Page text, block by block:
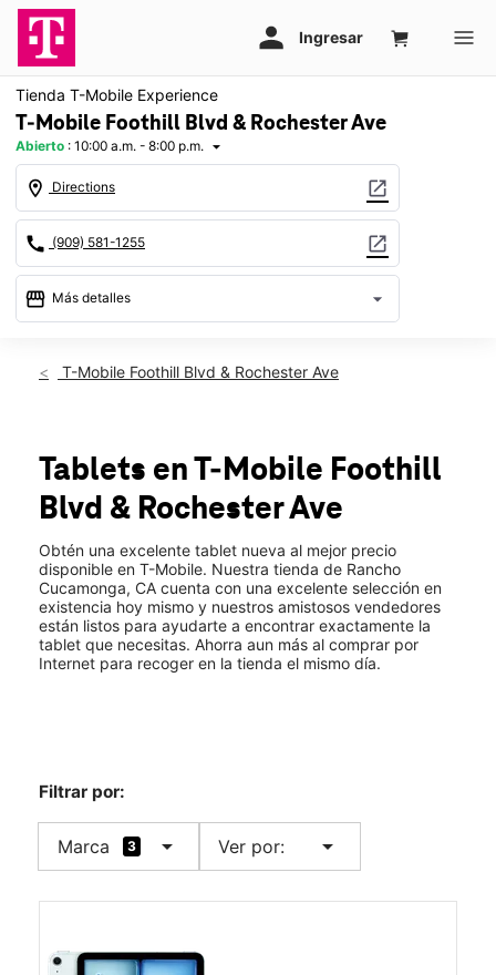
Tienda T-Mobile Experience
T-Mobile Foothill Blvd & Rochester Ave
Abierto : 10:00 a.m. - 8:00 p.m. arrow_drop_down
location_on Directions open_in_new
call (909) 581-1255 open_in_new
storefront Más detalles arrow_drop_down
Vie.:10:00 a.m. a 8:00 p.m.
Mar.:10:00 a.m. a 8:00 p.m.
Mié.:10:00 a.m. a 8:00 p.m.
Jue.: 10:00 a.m. a 8:00 p.m.
11973 Foothill Blvd Rancho Cucamonga, CA 91730
T-Mobile Foothill Blvd & Rochester Ave
Tablets en T-Mobile Foothill
Blvd & Rochester Ave
Obtén una excelente tablet nueva al mejor precio
disponible en T-Mobile. Nuestra tienda de Rancho
Cucamonga, CA cuenta con una excelente selección en
existencia hoy mismo y nuestros amistosos vendedores
están listos para ayudarte a encontrar exactamente la
tablet que necesitas. Ahorra aun más al comprar por
Internet para recoger en la tienda el mismo día.
Filtrar por:
Marca 3 arrow_drop_down Ver por: arrow_drop_down